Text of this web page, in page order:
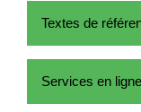
Textes de
Services en